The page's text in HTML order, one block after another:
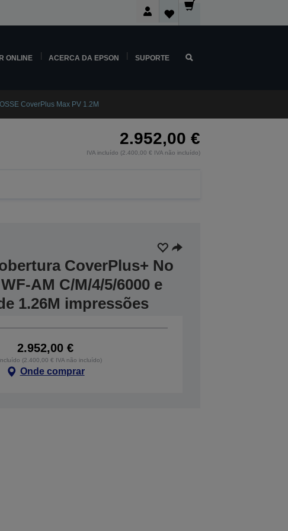
ONLINE ACERCA DA EPSON SUPORTE
CoverPlus Max PV 1.2M
2.952,00 €
IVA incluído (2.400,00 € IVA não incluído)
CoverPlus+ No
AM C/M/4/5/6000 e
1.26M impressões
2.952,00 €
(2.400,00 € IVA não incluído)
Onde comprar